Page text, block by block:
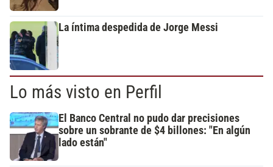
La íntima despedida de Jorge Messi
Lo más visto en Perfil
El Banco Central no pudo dar precisiones
sobre un sobrante de $4 billones: "En algún
lado están"